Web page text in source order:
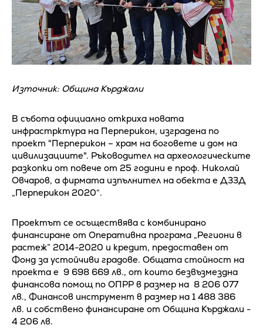
Източник: Община Кърджали
В събота официално откриха новата
инфрастрктура на Перперикон, изградена по
проект "Перперикон – храм на боговете и дом на
цивилизациите". Ръководител на археологическите
разкопки от повече от 25 години е проф. Николай
Овчаров, а фирмата изпълнител на обекта е ДЗЗД
„Перперикон 2020“.
Проектът се осъществява с комбинирано
финансиране от Оперативна програма „Региони в
растеж” 2014-2020 и кредит, предоставен от
Фонд за устойчиви градове. Общата стойност на
проекта е 9 698 669 лв., от които безвъзмездна
финансова помощ по ОПРР в размер на 8 206 077
лв., Финансов инструмент в размер на 1 488 386
лв. и собствено финансиране от Община Кърджали -
4 206 лв.